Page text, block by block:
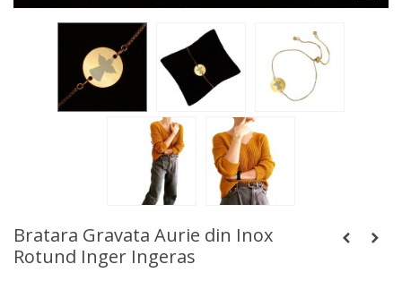
Bratara Gravata Aurie din Inox
Rotund Inger Ingeras